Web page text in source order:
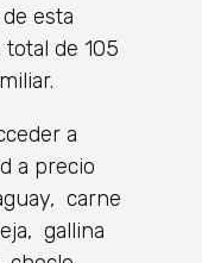
esta
de 105
a
a precio
carne
gallina